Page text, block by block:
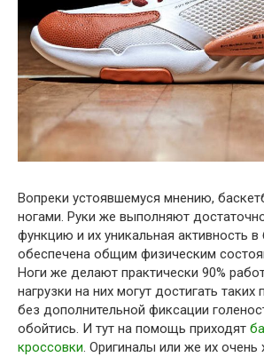
Вопреки устоявшемуся мнению,
ногами. Руки же выполняют
функцию и их уникальная активность в
обеспечена общим физическим
Ноги же делают практически 90%
нагрузки на них могут достигать таких
без дополнительной фиксации
обойтись. И тут на помощь приходят
кроссовки. Оригиналы или же их очень